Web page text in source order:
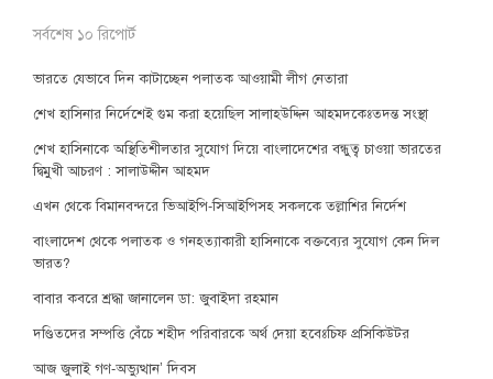
সর্বশেষ ১০ রিপোর্ট
ভারতে যেভাবে দিন কাটাচ্ছেন পলাতক আওয়ামী লীগ নেতারা
শেখ হাসিনার নির্দেশেই গুম করা হয়েছিল সালাহউদ্দিন আহমদকেঃতদন্ত সংস্থা
শেখ হাসিনাকে অস্থিতিশীলতার সুযোগ দিয়ে বাংলাদেশের বন্ধুত্ব চাওয়া ভারতের
দ্বিমুখী আচরণ : সালাউদ্দীন আহমদ
এখন থেকে বিমানবন্দরে ভিআইপি-সিআইপিসহ সকলকে তল্লাশির নির্দেশ
বাংলাদেশ থেকে পলাতক ও গনহত্যাকারী হাসিনাকে বক্তব্যের সুযোগ কেন দিল
ভারত?
বাবার কবরে শ্রদ্ধা জানালেন ডা: জুবাইদা রহমান
দণ্ডিতদের সম্পত্তি বেঁচে শহীদ পরিবারকে অর্থ দেয়া হবেঃচিফ প্রসিকিউটর
আজ জুলাই গণ-অভ্যুত্থান’ দিবস